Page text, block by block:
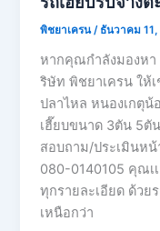
พิชยาเครน / ธันวาคม
หากคุณกำลังมองหา
ริษัท พิชยาเครน ให้
ปลาไหล หนองเกตุน้
เฮี๊ยบขนาด 3ตัน 5ตั
สอบถาม/ประเมินห
080-0140105 คุณเ
ทุกรายละเอียด ด้วย
เหนือกว่า